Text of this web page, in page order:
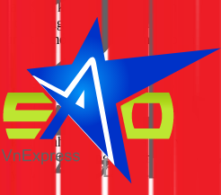
Sau khi hoàn thành, chúng
thu công trình. Chỉ khi bạn
tôi mới tiến hành bàn giao và
Khi Cải Tạo Chung Cư
không nhỏ. Dưới đây là một vài
bạn tối ưu ngân sách mà
ý.